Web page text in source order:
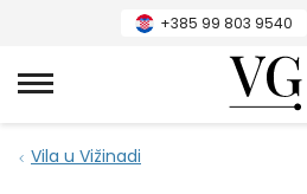
+385 99 803 9540
VillasGuide
Vila u Vižinadi